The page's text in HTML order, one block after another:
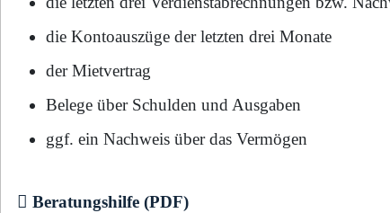
die Kontoauszüge der letzten drei Monate
der Mietvertrag
Belege über Schulden und Ausgaben
ggf. ein Nachweis über das Vermögen
Beratungshilfe (PDF)